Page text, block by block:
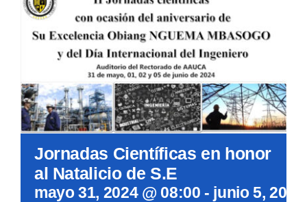
DOCUMENTOS
ACCESOS DIRECTOS
Jornadas Científicas en honor
al Natalicio de S.E
mayo 31, 2024 @ 08:00 - junio 5,